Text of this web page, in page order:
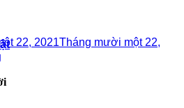
22, 2021Tháng mười một 22,